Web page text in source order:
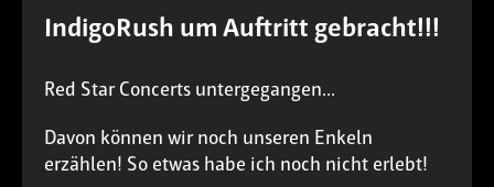
IndigoRush um Auftritt gebracht!!!
Red Star Concerts untergegangen...
Davon können wir noch unseren Enkeln
erzählen! So etwas habe ich noch nicht erlebt!